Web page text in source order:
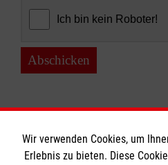
Abschicken
Wir verwenden Cookies, um
Erlebnis zu bieten. Diese